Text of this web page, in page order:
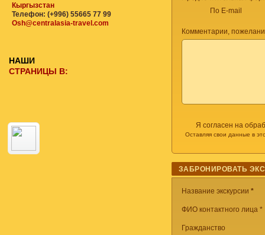
По E-mail
Комментарии,
Я согласен на
Оставляя свои данные в
ЗАБРОНИРОВАТЬ
Название экскурсии *
ФИО контактного лица *
Гражданство
Кыргызстан
Телефон: (+996) 55665 77 99
Osh@centralasia-travel.com
НАШИ
СТРАНИЦЫ В: